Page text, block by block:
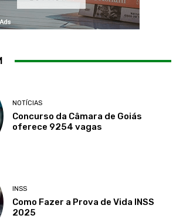
NOTÍCIAS
Concurso da Câmara de Goiás
oferece 9254 vagas
INSS
Como Fazer a Prova de Vida INSS
2025